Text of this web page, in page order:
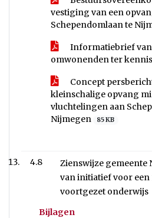
vestiging van een
Schependomlaan te
Informatiebrief van
omwonenden ter
Concept
kleinschalige opvang
vluchtelingen aan
Nijmegen
85 KB
4.8
Zienswijze gemeente
van initiatief voor een
voortgezet onderwijs
Bijlagen